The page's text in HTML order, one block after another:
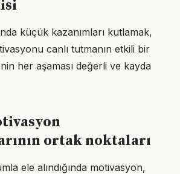
küçük kazanımları kutlamak,
canlı tutmanın etkili bir
her aşaması değerli ve kayda
ortak noktaları
ele alındığında motivasyon,